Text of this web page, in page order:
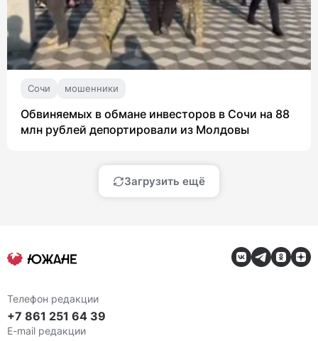
Сочи мошенники
Обвиняемых в обмане инвесторов в Сочи на 88
млн рублей депортировали из Молдовы
Загрузить ещё
Телефон редакции
+7 861 251 64 39
E-mail редакции